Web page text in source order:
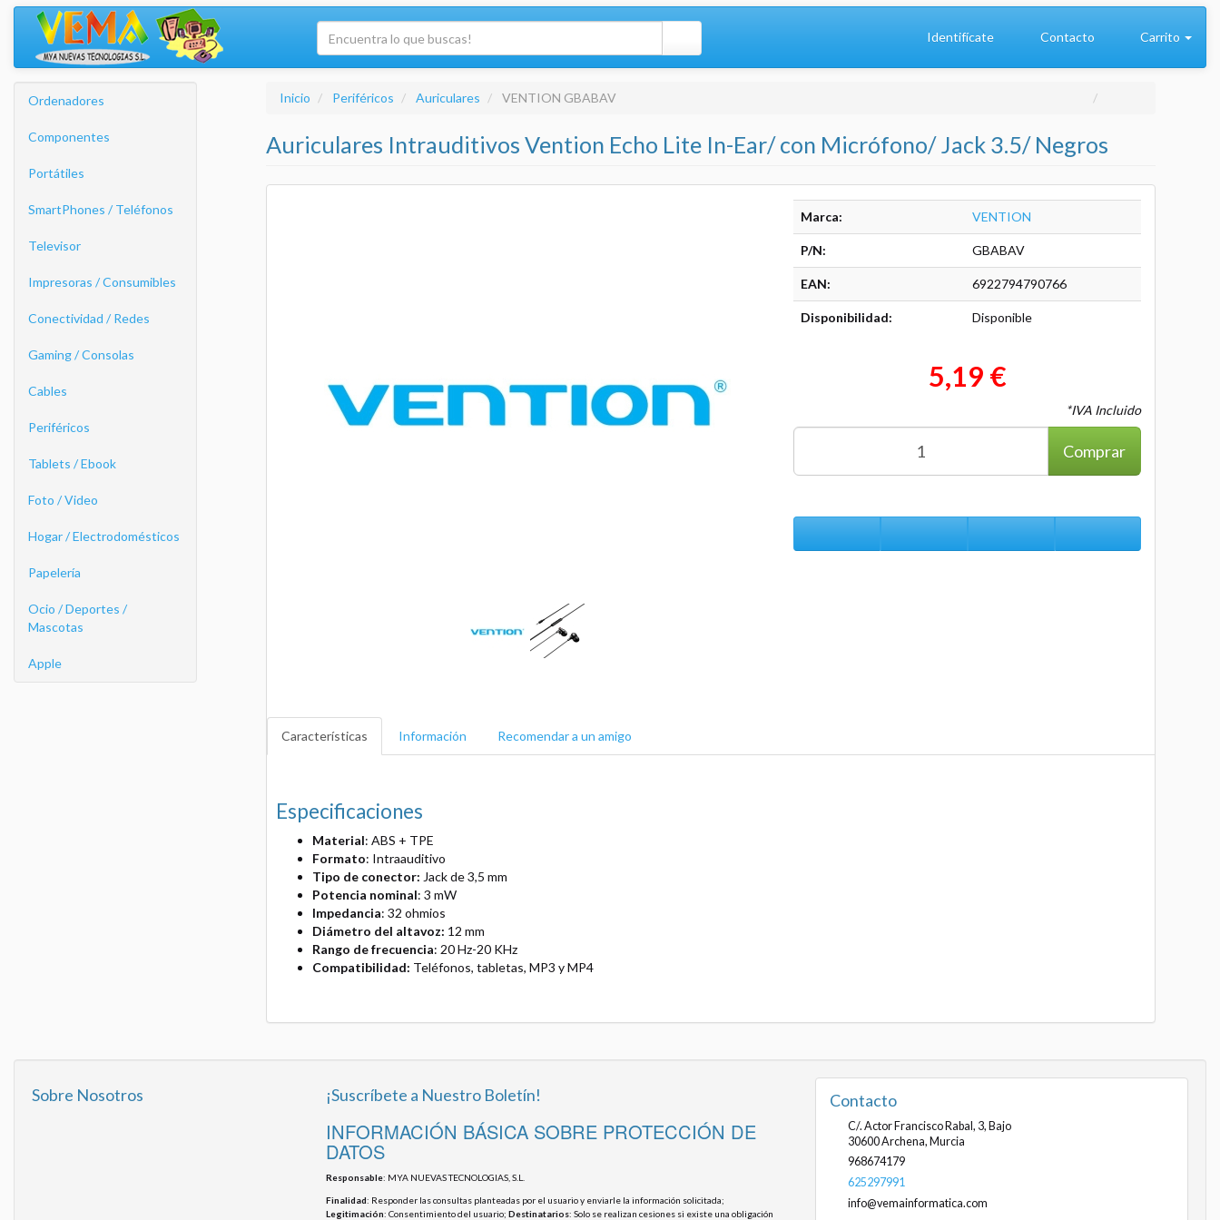
Identifícate Contacto Carrito
Ordenadores
Componentes
Portátiles
SmartPhones / Teléfonos
Televisor
Impresoras / Consumibles
Conectividad / Redes
Gaming / Consolas
Cables
Periféricos
Tablets / Ebook
Foto / Video
Hogar / Electrodomésticos
Papelería
Ocio / Deportes /
Mascotas
Apple
Inicio Periféricos Auriculares VENTION GBABAV
Auriculares Intrauditivos Vention Echo Lite In-Ear/ con Micrófono/ Jack 3.5/ Negros
Marca: VENTION
P/N: GBABAV
EAN: 6922794790766
Disponibilidad: Disponible
5,19 €
*IVA Incluido
Comprar
Características Información Recomendar a un amigo
Especificaciones
Material: ABS + TPE
Formato: Intraauditivo
Tipo de conector: Jack de 3,5 mm
Potencia nominal: 3 mW
Impedancia: 32 ohmios
Diámetro del altavoz: 12 mm
Rango de frecuencia: 20 Hz-20 KHz
Compatibilidad: Teléfonos, tabletas, MP3 y MP4
Sobre Nosotros ¡Suscríbete a Nuestro Boletín!
INFORMACIÓN BÁSICA SOBRE PROTECCIÓN DE
DATOS
Responsable: MYA NUEVAS TECNOLOGIAS, S.L.
Finalidad: Responder las consultas planteadas por el usuario y enviarle la información solicitada;
Legitimación: Consentimiento del usuario; Destinatarios: Solo se realizan cesiones si existe una obligación
Contacto
C/. Actor Francisco Rabal, 3, Bajo
30600Archena, Murcia
968674179
625297991
info@vemainformatica.com